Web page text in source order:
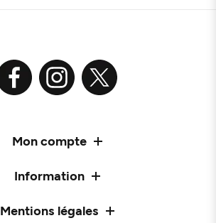
Mon compte
Information
Mentions légales